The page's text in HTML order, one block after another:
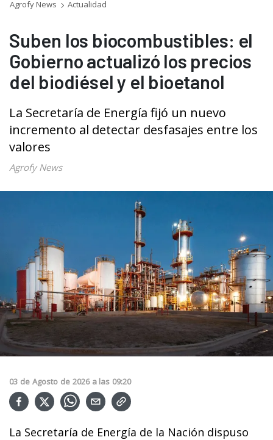
Agrofy News Actualidad
Suben los biocombustibles: el
Gobierno actualizó los precios
del biodiésel y el bioetanol
La Secretaría de Energía fijó un nuevo
incremento al detectar desfasajes entre los
valores
Agrofy News
03 de Agosto de 2026 a las 09:20
La Secretaría de Energía de la Nación dispuso